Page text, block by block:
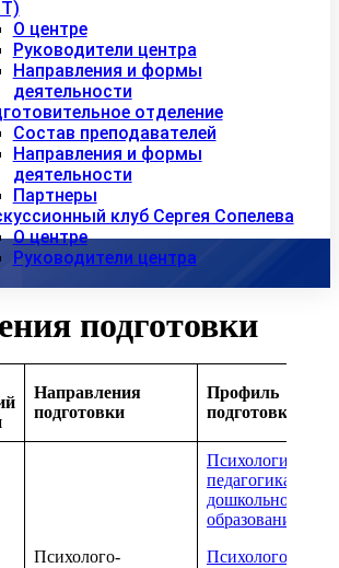
О центре
Руководители центра
Направления и формы
деятельности
отделение
Состав преподавателей
Направления и формы
деятельности
Партнеры
клуб Сергея Сопелева
О центре
Руководители центра
подготовки
Направления
подготовки
Профиль
подготовки
Психолого-
Психология и
педагогика
дошкольного
образования
Психолого-